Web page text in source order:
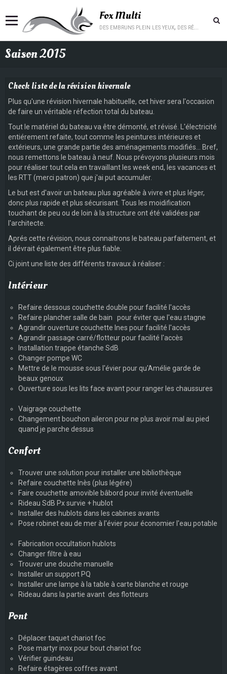
Fox Multi
des embruns plein les yeux, des rêves plein la tête.
Saison 2015
Check liste de la révision hivernale
Plus qu'une révision hivernale habituelle, cet hiver sera l'occasion
de faire un véritable réfection total du bateau.
Tout le matériel du bateau va être démonté, et révisé. L'électricité
entiérement refaite, tout comme les peintures intérieures et
extérieurs, une grande partie des aménagements modifiés... Bref,
nous remettons le bateau à neuf. Nous prévoyons plusieurs mois
pour réaliser tout cela en travaillant les week end, les vacances et
les RTT (merci patron) que j'ai put accumuler.
Le but est d'avoir un bateau plus agréable à vivre et plus léger,
donc plus rapide et plus sécurisant. Tous les moidification
touchant de peu ou de loin à la structure ont été validées par
l'architecte.
Aprés cette révision, nous connaitrons le bateau parfaitement, et
il dévrait également être plus fiable.
Ci joint une liste des différents travaux à réaliser :
Intérieur
Refaire dessous couchette double pour facilité l'accès
Refaire plancher salle de bain pour éviter que l'eau stagne
Agrandir ouverture couchette Ines pour facilité l'accès
Agrandir passage carré/flotteur pour facilité l'accès
Installation trappe étanche SdB
Changer pompe WC
Mettre de le mousse sous l'évier pour qu'Amélie garde de
beaux genoux
Ouverture sous les lits face avant pour ranger les chaussures
Vaigrage couchette
Changement bouchon aileron pour ne plus avoir mal au pied
quand je parche dessus
Confort
Trouver une solution pour installer une bibliothèque
Refaire couchette Inès (plus légére)
Faire couchette amovible bâbord pour invité éventuelle
Rideau SdB Px survie + hublot
Installer des hublots dans les cabines avants
Pose robinet eau de mer à l'évier pour économier l'eau potable
Fabrication occultation hublots
Changer filtre à eau
Trouver une douche manuelle
Installer un support PQ
Installer une lampe à la table à carte blanche et rouge
Rideau dans la partie avant des flotteurs
Pont
Déplacer taquet chariot foc
Pose martyr inox pour bout chariot foc
Vérifier guindeau
Refaire étagères coffres avant